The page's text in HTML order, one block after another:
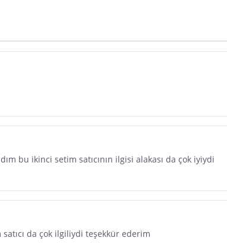
Pazarama, bu içeriklerden dolayı herhangi bir sorumluluk kabul etmemektedir.
bu ikinci setim satıcının ilgisi alakası da çok iyiydi
da çok ilgiliydi teşekkür ederim